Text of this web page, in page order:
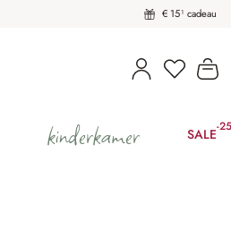
€ 15¹ cadeau
U heeft
kinderkamer SALE-